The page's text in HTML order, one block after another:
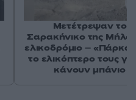
Μετέτρεψαν το
Σαρακήνικο της
ελικοδρόμιο –
το ελικόπτερο τους
κάνουν μπάνιο